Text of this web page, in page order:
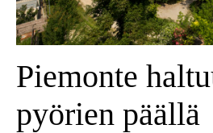
Piemonte
pyörien päällä